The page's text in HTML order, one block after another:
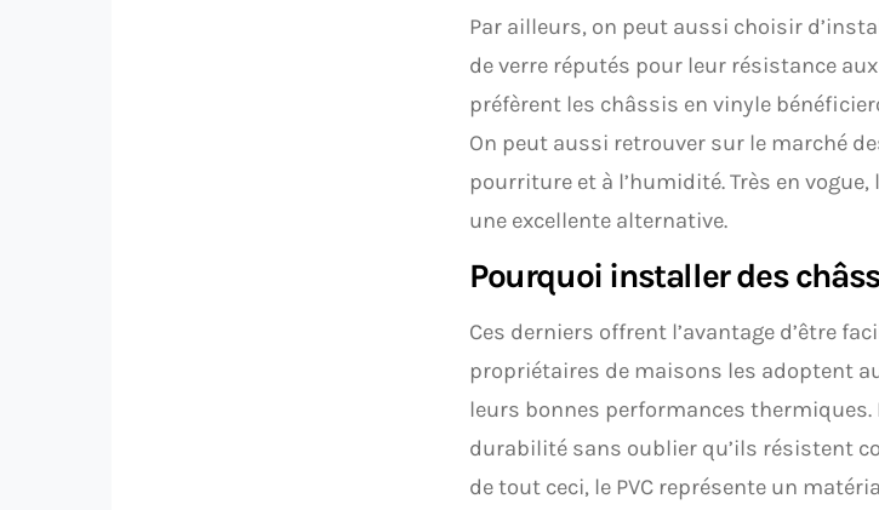
Par ailleurs, on peut aussi choisir
de verre réputés pour leur résistance
préfèrent les châssis en vinyle
On peut aussi retrouver sur le marché
pourriture et à l’humidité. Très en
une excellente alternative.
Pourquoi installer des
Ces derniers offrent l’avantage d’être
propriétaires de maisons les adoptent
leurs bonnes performances
durabilité sans oublier qu’ils résistent
de tout ceci, le PVC représente un